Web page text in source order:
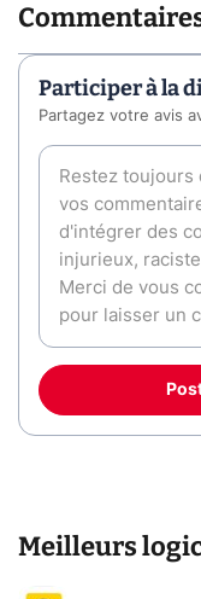
Participer à la
Partagez votre avis
Meilleurs